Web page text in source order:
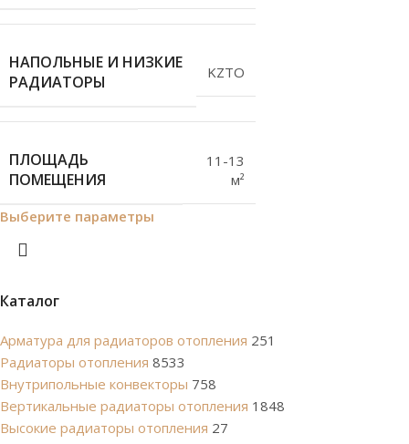
Каталог
Арматура для радиаторов отопления 251
Радиаторы отопления 8533
Внутрипольные конвекторы 758
Вертикальные радиаторы отопления 1848
Высокие радиаторы отопления 27
НАПОЛЬНЫЕ И НИЗКИЕ
РАДИАТОРЫ
KZTO
ПЛОЩАДЬ
ПОМЕЩЕНИЯ
11-13
м²
Выберите параметры